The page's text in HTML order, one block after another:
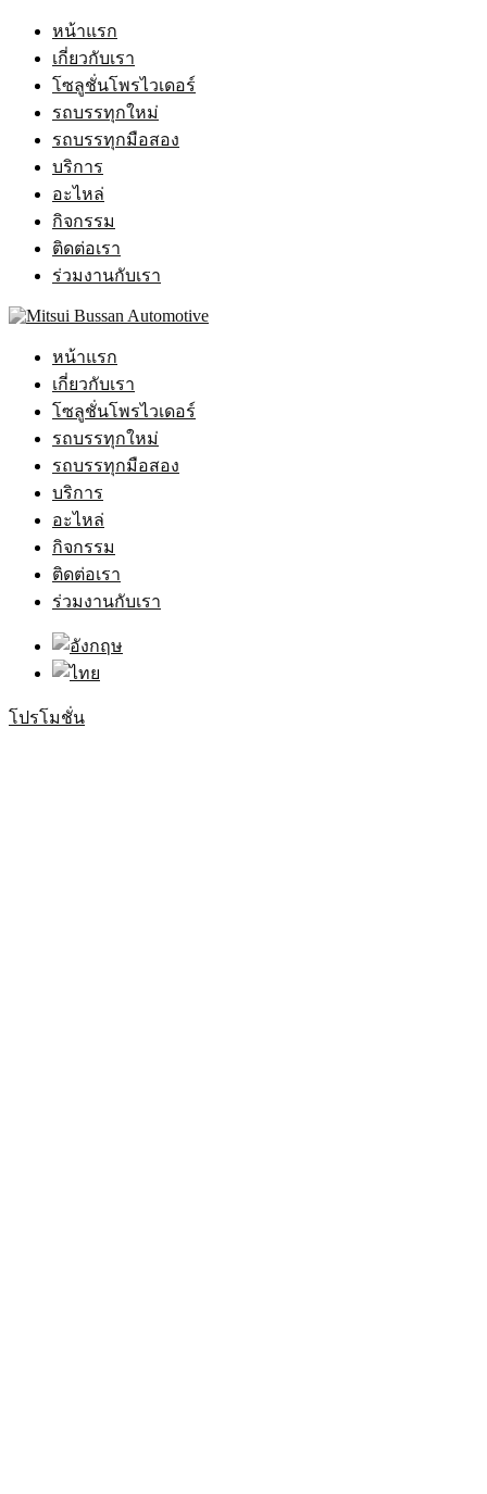
หน้าแรก
เกี่ยวกับเรา
โซลูชั่นโพรไวเดอร์
รถบรรทุกใหม่
รถบรรทุกมือสอง
บริการ
อะไหล่
กิจกรรม
ติดต่อเรา
ร่วมงานกับเรา
หน้าแรก
เกี่ยวกับเรา
โซลูชั่นโพรไวเดอร์
รถบรรทุกใหม่
รถบรรทุกมือสอง
บริการ
อะไหล่
กิจกรรม
ติดต่อเรา
ร่วมงานกับเรา
โปรโมชั่น